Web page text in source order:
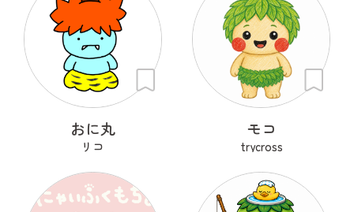
おに丸
リコ
モコ
trycross